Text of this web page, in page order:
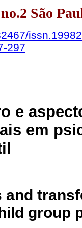
São
297
e
em
and
group